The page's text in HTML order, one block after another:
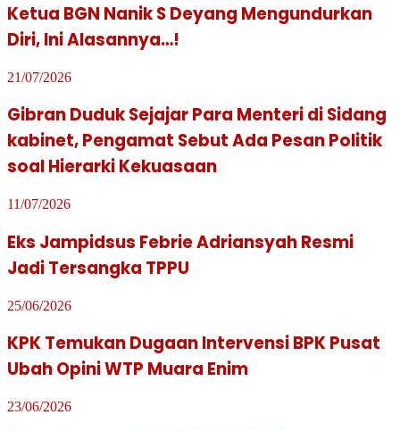
Ketua BGN Nanik S Deyang Mengundurkan
Diri, Ini Alasannya…!
21/07/2026
Gibran Duduk Sejajar Para Menteri di Sidang
kabinet, Pengamat Sebut Ada Pesan Politik
soal Hierarki Kekuasaan
11/07/2026
Eks Jampidsus Febrie Adriansyah Resmi
Jadi Tersangka TPPU
25/06/2026
KPK Temukan Dugaan Intervensi BPK Pusat
Ubah Opini WTP Muara Enim
23/06/2026